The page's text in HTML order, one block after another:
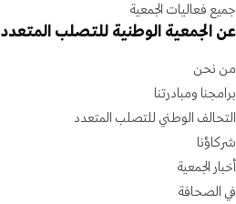
جميع فعاليات الجمعية
عن الجمعية الوطنية للتصلب المتعدد
من نحن
برامجنا ومبادرتنا
التحالف الوطني للتصلب المتعدد
شركاؤنا
أخبار الجمعية
في الصحافة